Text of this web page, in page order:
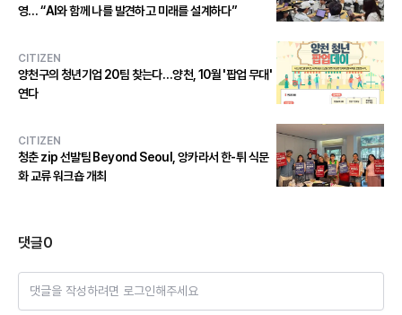
영… “AI와 함께 나를 발견하고 미래를 설계하다”
CITIZEN
양천구의 청년기업 20팀 찾는다…양천, 10월 '팝업 무대'
연다
CITIZEN
청춘 zip 선발팀 Beyond Seoul, 앙카라서 한-튀 식문
화 교류 워크숍 개최
댓글0
댓글을 작성하려면 로그인해주세요